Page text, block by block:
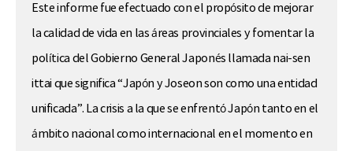
Este informe fue efectuado con el propósito de mejorar
la calidad de vida en las áreas provinciales y fomentar la
política del Gobierno General Japonés llamada nai-sen
ittai que significa “Japón y Joseon son como una entidad
unificada”. La crisis a la que se enfrentó Japón tanto en el
ámbito nacional como internacional en el momento en